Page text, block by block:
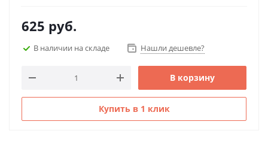
625 руб.
В наличии на складе Нашли дешевле?
В корзину
Купить в 1 клик